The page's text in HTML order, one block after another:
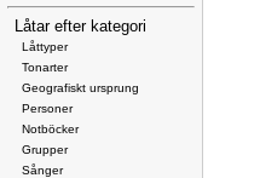
Låtar efter kategori
Låttyper
Tonarter
Geografiskt ursprung
Personer
Notböcker
Grupper
Sånger